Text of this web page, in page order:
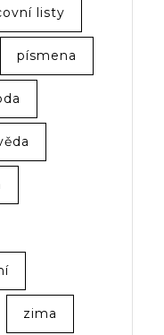
listy
písmena
zima